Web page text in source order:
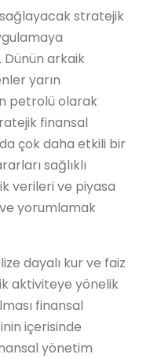
sağlayacak stratejik
Dünün arkaik
yarın
petrolü olarak
finansal
çok daha etkili bir
sağlıklı
verileri ve piyasa
yorumlamak
dayalı kur ve faiz
aktiviteye yönelik
finansal
içerisinde
yönetim